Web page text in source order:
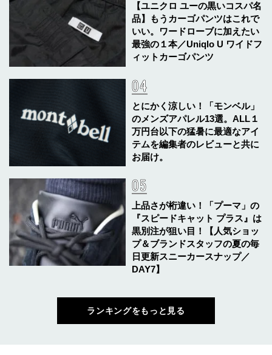
【ユニクロ ユーの黒いコスパ名
品】もうカーゴパンツはこれで
いい。ワードローブに加えたい
最強の１本／Uniqlo U ワイドフ
ィットカーゴパンツ
とにかく涼しい！「モンベル」
のメンズアパレル13選。ALL１
万円台以下の猛暑に最適なアイ
テムを編集者のレビューと共に
お届け。
上品さが桁違い！「プーマ」の
『スピードキャット プラス』は
黒別注が狙い目！【人気ショッ
プ＆ブランドスタッフの夏の毎
日更新スニーカースナップ／
DAY7】
ランキングをもっと見る